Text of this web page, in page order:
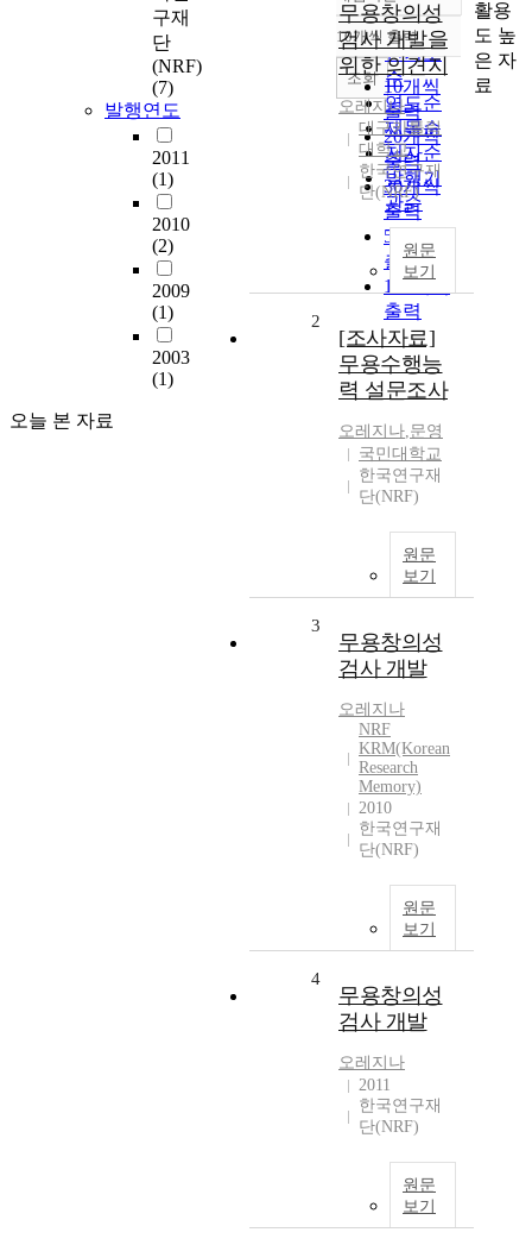
구재
단
(NRF)
(7)
발행연도
2011
(1)
2010
(2)
2009
(1)
2003
(1)
오늘 본 자료
순
인기도
순
연도순
제목순
저자순
발행기
관순
내림차순
10개씩 출력
10개씩
출력
20개씩
출력
30개씩
출력
50개씩
출력
100개씩
출력
조회
무용창의성
검사 개발을
위한 의견지
오레지나
대구카톨릭
대학교
한국연구재
단(NRF)
원문
보기
2
[조사자료]
무용수행능
력 설문조사
오레지나,문영
국민대학교
한국연구재
단(NRF)
원문
보기
3
무용창의성
검사 개발
오레지나
NRF
KRM(Korean
Research
Memory)
2010
한국연구재
단(NRF)
원문
보기
4
무용창의성
검사 개발
오레지나
2011
한국연구재
단(NRF)
원문
보기
활용
도 높
은 자
료